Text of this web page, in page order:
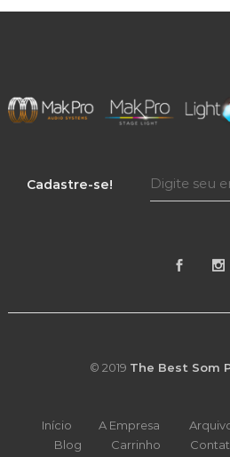
Cadastre-se!
© 2019 The Best Som
Início A Empresa
Blog
Carrinho